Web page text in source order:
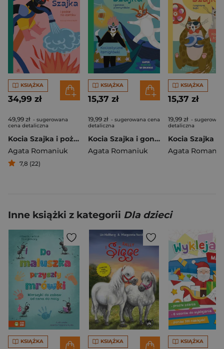
KSIĄŻKA
34,99 zł
49,99 zł - sugerowana
cena detaliczna
Kocia Szajka i pożar na zamku
Agata Romaniuk
7,8 (22)
KSIĄŻKA
15,37 zł
19,99 zł - sugerowana cena
detaliczna
Kocia Szajka i gondola przemytników. Kociastyczne łamigłówki. Kocia Szajka
Agata Romaniuk
KSIĄŻKA
15,37 zł
19,99 zł -
detaliczna
Agata
Inne książki z kategorii Dla dzieci
KSIĄŻKA KSIĄŻKA KSIĄŻKA